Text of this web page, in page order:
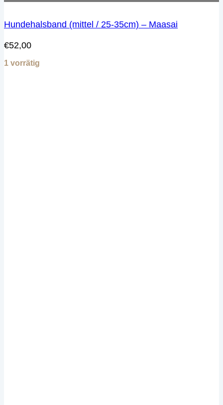
Hundehalsband (mittel / 25-35cm) – Maasai
€52,00
1 vorrätig